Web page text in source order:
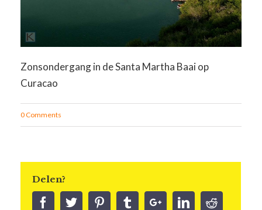
Zonsondergang in de Santa Martha Baai op
Curacao
0 Comments
Delen?